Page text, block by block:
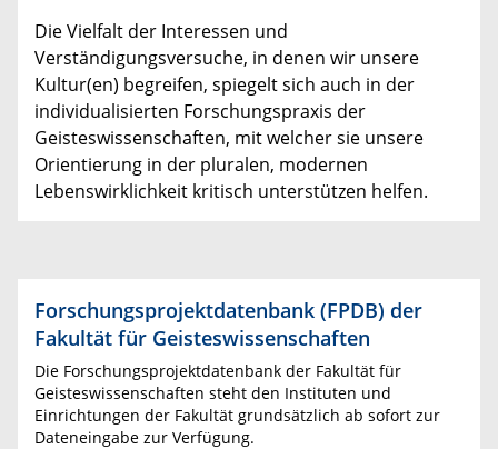
Die Vielfalt der Interessen und
Verständigungsversuche, in denen wir unsere
Kultur(en) begreifen, spiegelt sich auch in der
individualisierten Forschungspraxis der
Geisteswissenschaften, mit welcher sie unsere
Orientierung in der pluralen, modernen
Lebenswirklichkeit kritisch unterstützen helfen.
Forschungsprojektdatenbank (FPDB) der
Fakultät für Geisteswissenschaften
Die Forschungsprojektdatenbank der Fakultät für
Geisteswissenschaften steht den Instituten und
Einrichtungen der Fakultät grundsätzlich ab sofort zur
Dateneingabe zur Verfügung.